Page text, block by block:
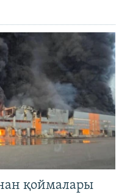
қоймалары